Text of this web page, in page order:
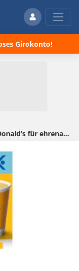
Girokonto!
Aktivitäten